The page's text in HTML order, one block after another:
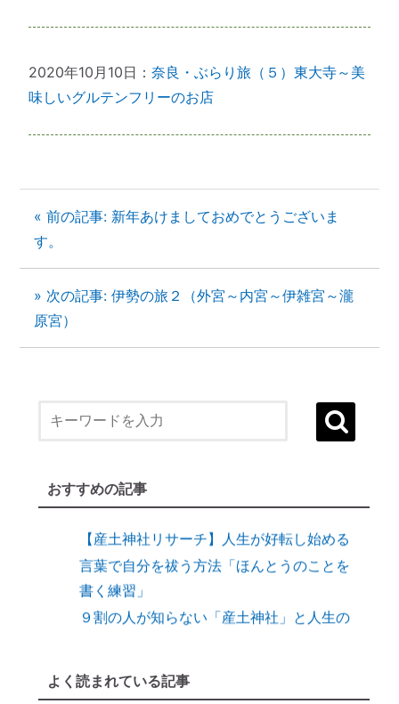
2020年10月10日：奈良・ぶらり旅（５）東大寺～美
味しいグルテンフリーのお店
« 前の記事: 新年あけましておめでとうございま
す。
» 次の記事: 伊勢の旅２（外宮～内宮～伊雑宮～瀧
原宮）
おすすめの記事
状況を好転させたい時の「産土神社・21日
縁結びに効果がある「産土神社」
縁結びの土台づくりに「産土神社」
【産土神社リサーチ】人生が好転し始める
言葉で自分を祓う方法「ほんとうのことを
書く練習」
９割の人が知らない「産土神社」と人生の
く」スポンジが革命すぎる
よく読まれている記事